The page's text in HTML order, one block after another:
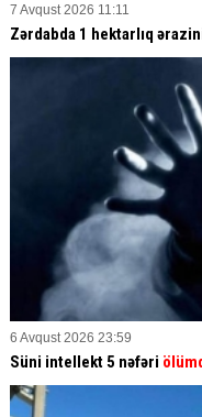
7 Avqust 2026 11:11
Zərdabda 1 hektarlıq
6 Avqust 2026 23:59
Süni intellekt 5 nəfəri